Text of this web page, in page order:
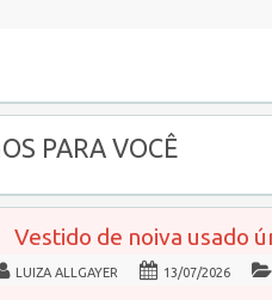
PARA VOCÊ
Vestido de noiva usado
LUIZA ALLGAYER 13/07/2026